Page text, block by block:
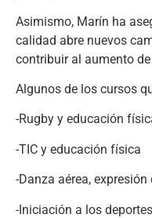
Asimismo, Marín ha
calidad abre nuevos
contribuir al aumento
Algunos de los cursos
-Rugby y educación
-TIC y educación física
-Danza aérea,
-Iniciación a los